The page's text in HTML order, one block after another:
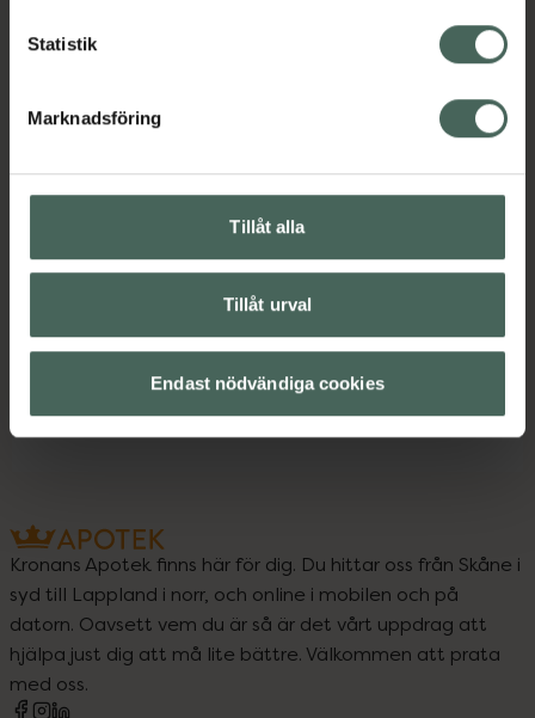
Statistik
Marknadsföring
Tillåt alla
Tillåt urval
Endast nödvändiga cookies
Upptäck flera produkter inom
Kronans Apotek finns här för dig. Du hittar oss från Skåne i
syd till Lappland i norr, och online i mobilen och på
datorn. Oavsett vem du är så är det vårt uppdrag att
hjälpa just dig att må lite bättre. Välkommen att prata
med oss.